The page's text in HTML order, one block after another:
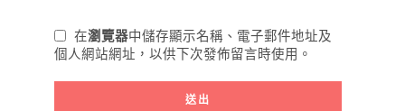
在瀏覽器中儲存顯示名稱、電子郵件地址及
個人網站網址，以供下次發佈留言時使用。